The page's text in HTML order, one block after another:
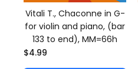
Vitali T., Chaconne in G-
for violin and piano, (bar
133 to end), MM=66h
$4.99